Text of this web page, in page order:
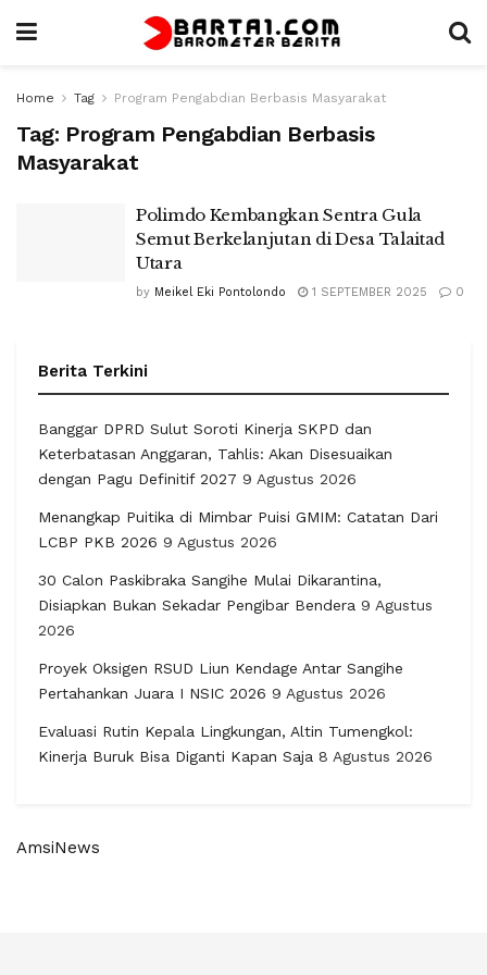
Home Tag Program Pengabdian Berbasis Masyarakat
Tag: Program Pengabdian Berbasis
Masyarakat
Polimdo Kembangkan Sentra Gula
Semut Berkelanjutan di Desa Talaitad
Utara
by Meikel Eki Pontolondo 1 SEPTEMBER 2025 0
Berita Terkini
Banggar DPRD Sulut Soroti Kinerja SKPD dan
Keterbatasan Anggaran, Tahlis: Akan Disesuaikan
dengan Pagu Definitif 2027 9 Agustus 2026
Menangkap Puitika di Mimbar Puisi GMIM: Catatan Dari
LCBP PKB 2026 9 Agustus 2026
30 Calon Paskibraka Sangihe Mulai Dikarantina,
Disiapkan Bukan Sekadar Pengibar Bendera 9 Agustus
2026
Proyek Oksigen RSUD Liun Kendage Antar Sangihe
Pertahankan Juara I NSIC 2026 9 Agustus 2026
Evaluasi Rutin Kepala Lingkungan, Altin Tumengkol:
Kinerja Buruk Bisa Diganti Kapan Saja 8 Agustus 2026
AmsiNews